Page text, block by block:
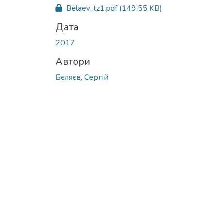
Belaev_tz1.pdf(149,55 KB)
Дата
2017
Автори
Бєляєв, Сергій